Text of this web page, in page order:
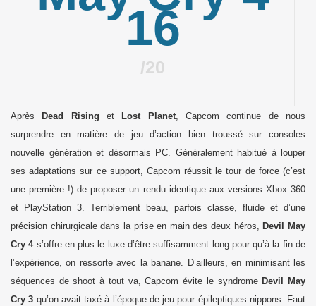
16
20
Après Dead Rising et Lost Planet, Capcom continue de nous
surprendre en matière de jeu d’action bien troussé sur consoles
nouvelle génération et désormais PC. Généralement habitué à louper
ses adaptations sur ce support, Capcom réussit le tour de force (c’est
une première !) de proposer un rendu identique aux versions Xbox 360
et PlayStation 3. Terriblement beau, parfois classe, fluide et d’une
précision chirurgicale dans la prise en main des deux héros, Devil May
Cry 4s’offre en plus le luxe d’être suffisamment long pour qu’à la fin de
l’expérience, on ressorte avec la banane. D’ailleurs, en minimisant les
séquences de shoot à tout va, Capcom évite le syndrome Devil May
Cry 3 qu’on avait taxé à l’époque de jeu pour épileptiques nippons. Faut